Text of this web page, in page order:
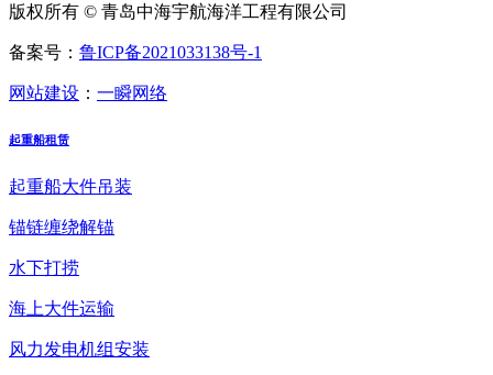
版权所有 © 青岛中海宇航海洋工程有限公司
备案号： 鲁ICP备2021033138号-1
网站建设 ： 一瞬网络
起重船租赁
起重船大件吊装
锚链缠绕解锚
水下打捞
海上大件运输
风力发电机组安装